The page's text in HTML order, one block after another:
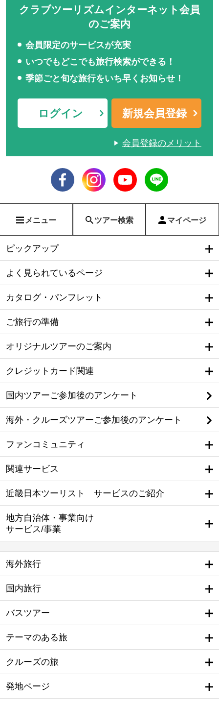
クラブツーリズムインターネット会員
のご案内
会員限定のサービスが充実
いつでもどこでも旅行検索ができる！
季節ごと旬な旅行をいち早くお知らせ！
ログイン 新規会員登録
会員登録のメリット
メニュー ツアー検索 マイページ
ピックアップ
よく見られているページ
カタログ・パンフレット
ご旅行の準備
オリジナルツアーのご案内
クレジットカード関連
国内ツアーご参加後のアンケート
海外・クルーズツアーご参加後のアンケート
ファンコミュニティ
関連サービス
近畿日本ツーリスト サービスのご紹介
地方自治体・事業向け
サービス/事業
海外旅行
国内旅行
バスツアー
テーマのある旅
クルーズの旅
発地ページ